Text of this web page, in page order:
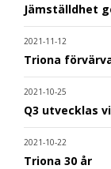
Jämställdhet
2021-11-12
Triona
2021-10-25
Q3 utvecklas
2021-10-22
Triona 30 år